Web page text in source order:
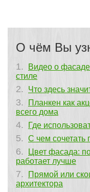
О чём Вы
Видео о
стиле
Что здесь
Планкен как
всего дома
Где
С чем сочетать
Цвет фасада:
работает лучше
Прямой или
архитектора